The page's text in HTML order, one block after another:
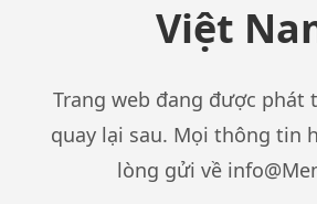
Việt
Trang web đang được phát
quay lại sau. Mọi thông tin
lòng gửi về